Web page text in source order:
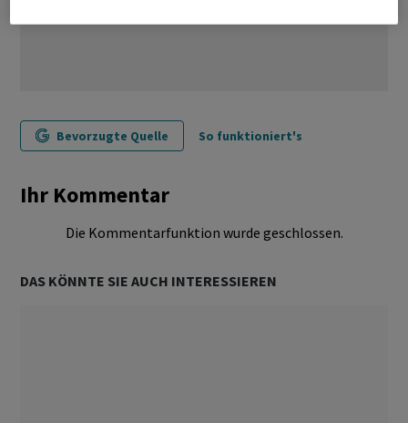
Bevorzugte Quelle So funktioniert's
Ihr Kommentar
Die Kommentarfunktion wurde geschlossen.
DAS KÖNNTE SIE AUCH INTERESSIEREN